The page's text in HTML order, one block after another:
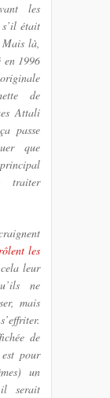
les
était
là,
en 1996
de
Attali
passe
que
traiter
les
leur
ne
mais
de
pour
un
il serait